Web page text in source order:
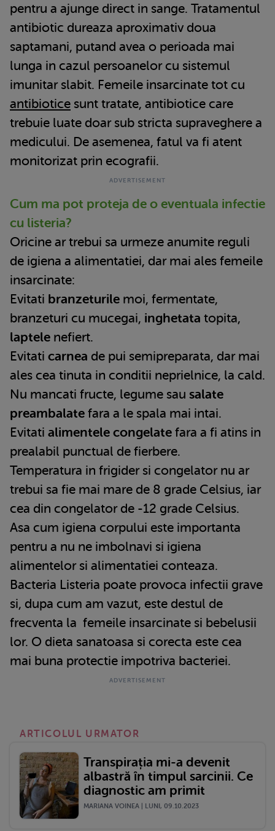
pentru a ajunge direct in sange. Tratamentul
antibiotic dureaza aproximativ doua
saptamani, putand avea o perioada mai
lunga in cazul persoanelor cu sistemul
imunitar slabit. Femeile insarcinate tot cu
antibiotice sunt tratate, antibiotice care
trebuie luate doar sub stricta supraveghere a
medicului. De asemenea, fatul va fi atent
monitorizat prin ecografii.
Cum ma pot proteja de o eventuala infectie
cu listeria?
Oricine ar trebui sa urmeze anumite reguli
de igiena a alimentatiei, dar mai ales femeile
insarcinate:
Evitati branzeturile moi, fermentate,
branzeturi cu mucegai, inghetata topita,
laptele nefiert.
Evitati carnea de pui semipreparata, dar mai
ales cea tinuta in conditii neprielnice, la cald.
Nu mancati fructe, legume sau salate
preambalate fara a le spala mai intai.
Evitati alimentele congelate fara a fi atins in
prealabil punctual de fierbere.
Temperatura in frigider si congelator nu ar
trebui sa fie mai mare de 8 grade Celsius, iar
cea din congelator de -12 grade Celsius.
Asa cum igiena corpului este importanta
pentru a nu ne imbolnavi si igiena
alimentelor si alimentatiei conteaza.
Bacteria Listeria poate provoca infectii grave
si, dupa cum am vazut, este destul de
frecventa la femeile insarcinate si bebelusii
lor. O dieta sanatoasa si corecta este cea
mai buna protectie impotriva bacteriei.
ARTICOLUL URMATOR
Transpirația mi-a devenit
albastră în timpul sarcinii. Ce
diagnostic am primit
MARIANA VOINEA | LUNI, 09.10.2023